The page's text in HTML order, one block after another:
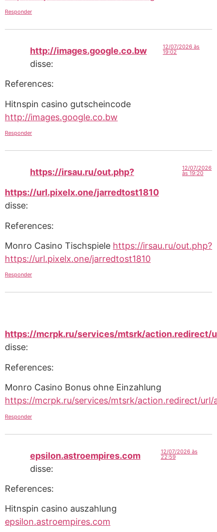
Responder
http://images.google.co.bw
disse:
12/07/2026 às
19:02
References:
Hitnspin casino gutscheincode
http://images.google.co.bw
Responder
https://irsau.ru/out.php?
https://url.pixelx.one/jarredtost1810
disse:
12/07/2026
às 19:20
References:
Monro Casino Tischspiele https://irsau.ru/out.php?
https://url.pixelx.one/jarredtost1810
Responder
https://mcrpk.ru/services/mtsrk/action.redirect/
disse:
References:
Monro Casino Bonus ohne Einzahlung
https://mcrpk.ru/services/mtsrk/action.redirect/url/
Responder
epsilon.astroempires.com
disse:
12/07/2026 às
22:59
References:
Hitnspin casino auszahlung
epsilon.astroempires.com